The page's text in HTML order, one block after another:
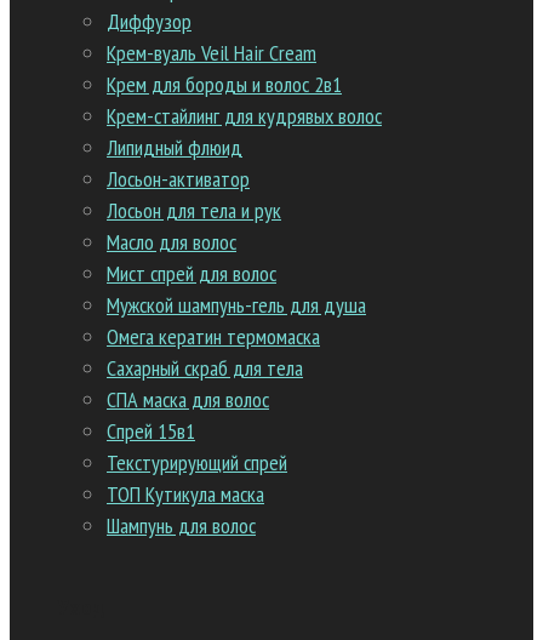
Диффузор
Крем-вуаль Veil Hair Cream
Крем для бороды и волос 2в1
Крем-стайлинг для кудрявых волос
Липидный флюид
Лосьон-активатор
Лосьон для тела и рук
Масло для волос
Мист спрей для волос
Мужской шампунь-гель для душа
Омега кератин термомаска
Сахарный скраб для тела
СПА маска для волос
Спрей 15в1
Текстурирующий спрей
ТОП Кутикула маска
Шампунь для волос